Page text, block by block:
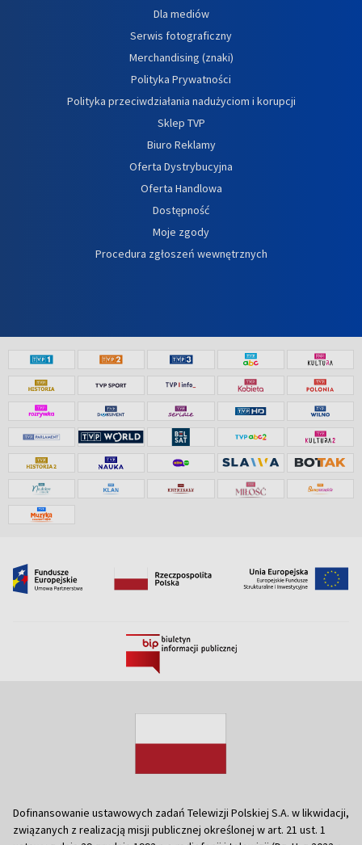
Dla mediów
Serwis fotograficzny
Merchandising (znaki)
Polityka Prywatności
Polityka przeciwdziałania nadużyciom i korupcji
Sklep TVP
Biuro Reklamy
Oferta Dystrybucyjna
Oferta Handlowa
Dostępność
Moje zgody
Procedura zgłoszeń wewnętrznych
Dofinansowanie ustawowych zadań Telewizji Polskiej S.A. w likwidacji,
związanych z realizacją misji publicznej określonej w art. 21 ust. 1